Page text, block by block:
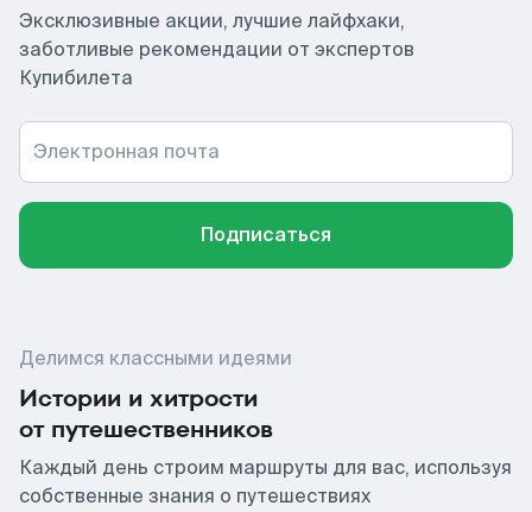
Эксклюзивные акции, лучшие лайфхаки,
заботливые рекомендации от экспертов
Купибилета
Электронная почта
Подписаться
Делимся классными идеями
Истории и хитрости
от путешественников
Каждый день строим маршруты для вас, используя
собственные знания о путешествиях